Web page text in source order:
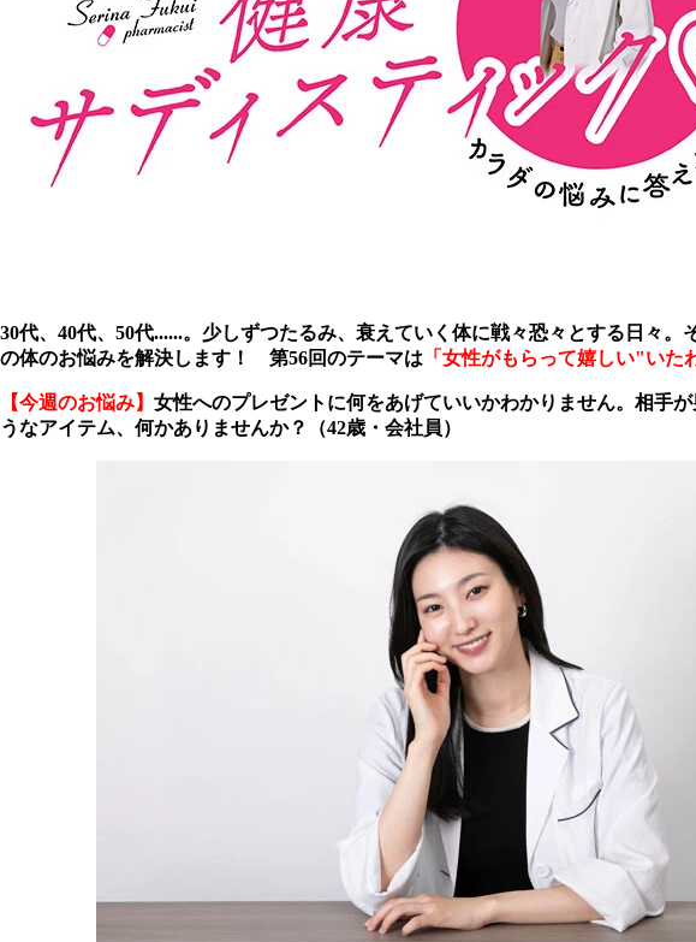
30代、40代、50代......。少しずつたるみ、衰えていく体に戦々恐々とする日々
の体のお悩みを解決します！ 第56回のテーマは 「女性がもらって嬉しい"いた
【今週のお悩み】 女性へのプレゼントに何をあげていいかわかりません。相手
うなアイテム、何かありませんか？（42歳・会社員）